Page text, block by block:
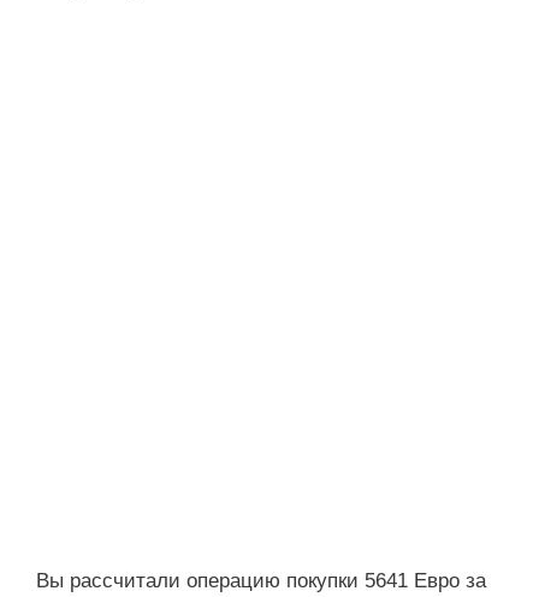
Вы рассчитали операцию покупки 5641 Евро за